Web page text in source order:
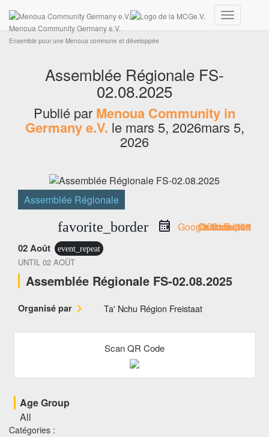
Connexion
Menoua Community Germany e.V.
Ensemble pour une Menoua commune et développée
Déplier
Assemblée Régionale FS-
02.08.2025
Publié par Menoua Community in
Germany e.V. le mars 5, 2026mars 5,
2026
Assemblée Régionale
favorite_border iCal Export
Google Calendar
Outlook 365
Outlook Live
02 Août event_repeat
UNTIL 02 AOÛT
Assemblée Régionale FS-02.08.2025
Organisé par Ta' Nchu Région Freistaat
Scan QR Code
Age Group
All
Catégories :